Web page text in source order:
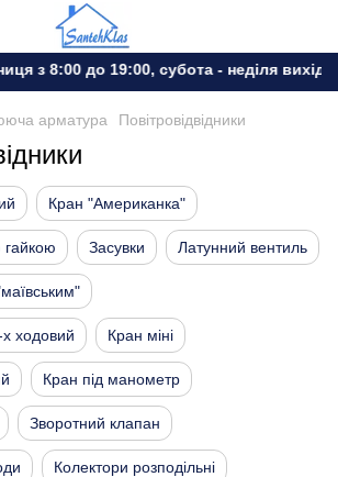
8:00 до 19:00, субота - неділя вихідний
арматура Повітровідвідники
Кран "Американка"
гайкою Засувки Латунний вентиль
ходовий Кран міні
Кран під манометр
Зворотний клапан
Колектори розподільні